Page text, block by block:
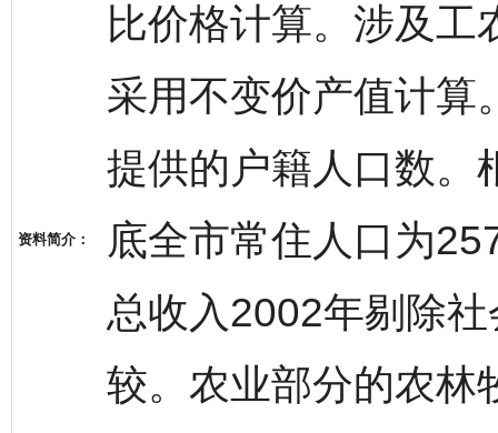
资料简介：
比价格计算。涉及
采用不变价产值计算
提供的户籍人口数。
底全市常住人口为
总收入2002年剔除
较。农业部分的农林